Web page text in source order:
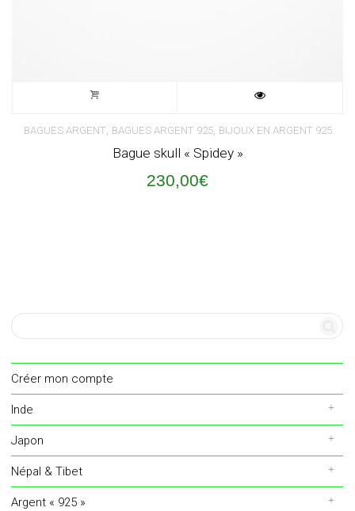
BAGUES ARGENT, BAGUES ARGENT 925, BIJOUX EN ARGENT 925
Bague skull « Spidey »
230,00€
Créer mon compte
Inde
Japon
Népal & Tibet
Argent « 925 »